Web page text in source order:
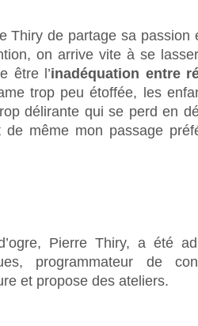
Thiry de partage sa passion
on arrive vite à se
être l’inadéquation entre
trop peu étoffée, les
délirante qui se perd en
de même mon passage
Pierre Thiry, a été
programmateur de
et propose des ateliers.